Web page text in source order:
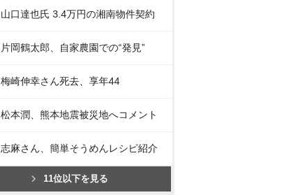
山口達也氏 3.4万円の湘南物件契約
片岡鶴太郎、自家農園での“発見”
梅崎伸幸さん死去、享年44
松本潤、熊本地震被災地へコメント
志麻さん、簡単そうめんレシピ紹介
11位以下を見る